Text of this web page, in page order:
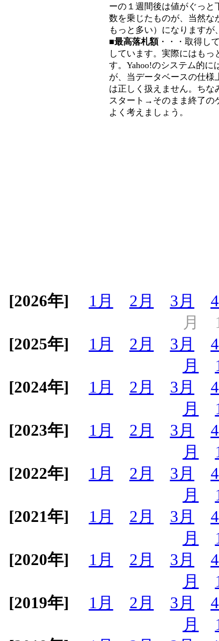
ーの１週間後は値がぐっと
数を乗じたものが、当然な
もっと多い）になります
■最高落札額 ・・・取得し
しています。実際にはも
す。Yahoo!のシステム的に
が、当データベースの仕様
は正しく扱えません。ちな
スタート→そのまま終了の
よく考えましょう。
[2026年] 1月 2月 3月
月
[2025年]
1月 2月 3月
月
[2024年]
1月 2月 3月
月
[2023年]
1月 2月 3月
月
[2022年]
1月 2月 3月
月
[2021年]
1月 2月 3月
月
[2020年]
1月 2月 3月
月
[2019年]
1月 2月 3月
月